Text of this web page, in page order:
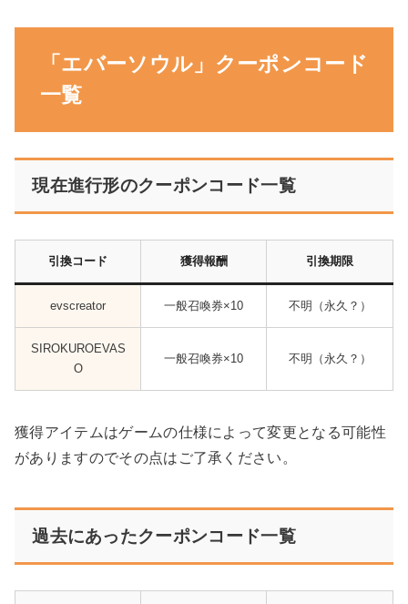
「エバーソウル」クーポンコード
一覧
現在進行形のクーポンコード一覧
引換コード 獲得報酬 引換期限
evscreator 一般召喚券×10 不明（永久？）
SIROKUROEVAS
O
一般召喚券×10 不明（永久？）
獲得アイテムはゲームの仕様によって変更となる可能性
がありますのでその点はご了承ください。
過去にあったクーポンコード一覧